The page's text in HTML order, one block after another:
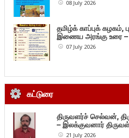
08 July 2026
தமிழ்க் காப்புக் கழகம்,
இணைய அரங்கு உரை –
07 July 2026
கட்டுரை
திருவளர்ச் செல்வன்,
– இலக்குவனார்
21 July 2026